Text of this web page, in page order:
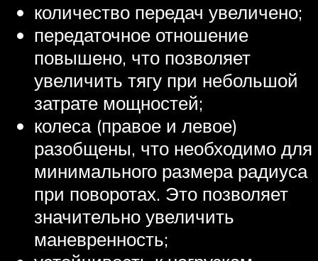
количество передач увеличено;
передаточное отношение
повышено, что позволяет
увеличить тягу при небольшой
затрате мощностей;
колеса (правое и левое)
разобщены, что необходимо для
минимального размера радиуса
при поворотах. Это позволяет
значительно увеличить
маневренность;